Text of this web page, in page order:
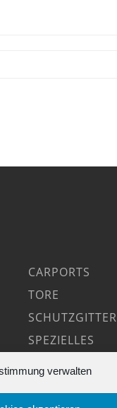
verwalten
CARPORTS
TORE
SCHUTZGITTER
SPEZIELLES